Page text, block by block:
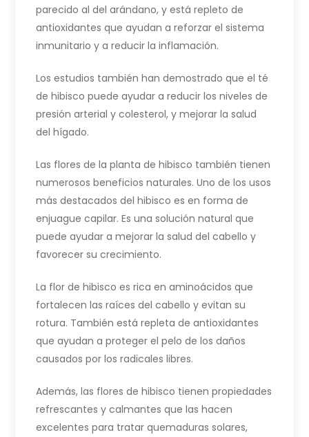
parecido al del arándano, y está repleto de
antioxidantes que ayudan a reforzar el sistema
inmunitario y a reducir la inflamación.
Los estudios también han demostrado que el té
de hibisco puede ayudar a reducir los niveles de
presión arterial y colesterol, y mejorar la salud
del hígado.
Las flores de la planta de hibisco también tienen
numerosos beneficios naturales. Uno de los usos
más destacados del hibisco es en forma de
enjuague capilar. Es una solución natural que
puede ayudar a mejorar la salud del cabello y
favorecer su crecimiento.
La flor de hibisco es rica en aminoácidos que
fortalecen las raíces del cabello y evitan su
rotura. También está repleta de antioxidantes
que ayudan a proteger el pelo de los daños
causados por los radicales libres.
Además, las flores de hibisco tienen propiedades
refrescantes y calmantes que las hacen
excelentes para tratar quemaduras solares,